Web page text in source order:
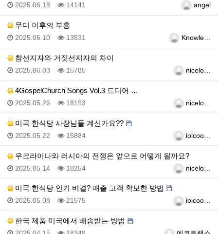
등록자angel
등록일
2025.06.18 조회
14141
무디 이후의 부흥
등록자Knowle…
등록일
2025.06.10 조회
13531
참선지자와 거짓선지자의 차이
등록자nicelo…
등록일
2025.06.03 조회
15785
4GospelChurch Songs Vol.3 드디어 …
등록자nicelo…
등록일
2025.05.26 조회
18193
미국 한식당 사장님들 계신가요??
등록자ioicoo…
등록일
2025.05.22 조회
15884
우크라이나와 러시아의 전쟁은 앞으로 어떻게 될까요?
등록자nicelo…
등록일
2025.05.14 조회
18254
미국 한식당 인기 비결? 매출 고객 확보한 방법
등록자ioicoo…
등록일
2025.05.08 조회
21575
한국 제품 미국에서 배송받는 방법